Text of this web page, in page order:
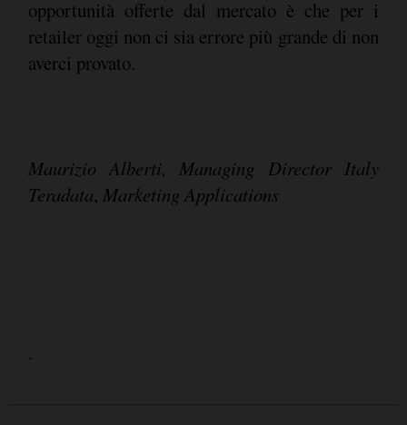
opportunità offerte dal mercato è che per i
retailer oggi non ci sia errore più grande di non
averci provato.
Maurizio Alberti, Managing Director Italy
Teradata, Marketing Applications
.